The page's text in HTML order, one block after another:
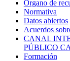
Órgano de
Normativa
Datos abiertos
Acuerdos
CANAL
PÚBLICO
Formación